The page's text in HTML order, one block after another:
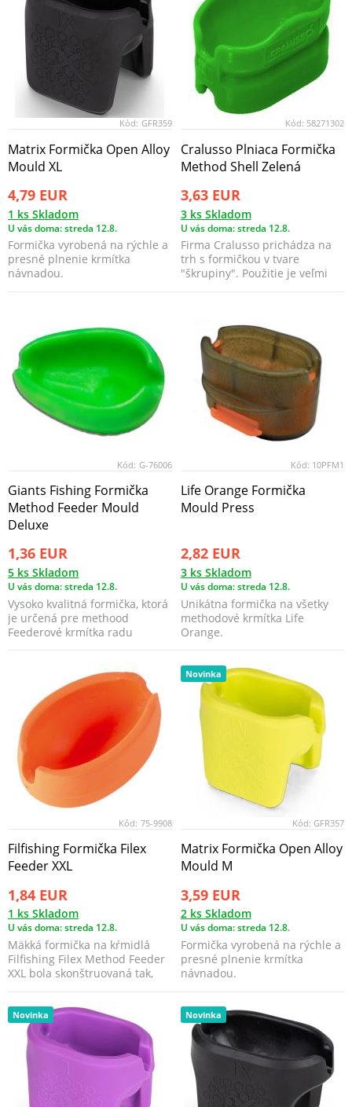
Kód: GFR359
Matrix Formička Open Alloy
Mould XL
4,79 EUR
1 ks Skladom
U vás doma: streda 12.8.
Formička vyrobená na rýchle a
presné plnenie krmítka
návnadou.
Kód: 58271302
Cralusso Plniaca Formička
Method Shell Zelená
3,63 EUR
3 ks Skladom
U vás doma: streda 12.8.
Firma Cralusso prichádza na
trh s formičkou v tvare
"škrupiny". Použitie je veľmi
Kód: G-76006
Giants Fishing Formička
Method Feeder Mould
Deluxe
1,36 EUR
5 ks Skladom
U vás doma: streda 12.8.
Vysoko kvalitná formička, ktorá
je určená pre methood
Feederové krmítka radu
Kód: 10PFM1
Life Orange Formička
Mould Press
2,82 EUR
3 ks Skladom
U vás doma: streda 12.8.
Unikátna formička na všetky
methodové krmítka Life
Orange.
Kód: 75-9908
Filfishing Formička Filex
Feeder XXL
1,84 EUR
1 ks Skladom
U vás doma: streda 12.8.
Mäkká formička na kŕmidlá
Filfishing Filex Method Feeder
XXL bola skonštruovaná tak,
Novinka
Kód: GFR357
Matrix Formička Open Alloy
Mould M
3,59 EUR
2 ks Skladom
U vás doma: streda 12.8.
Formička vyrobená na rýchle a
presné plnenie krmítka
návnadou.
Novinka Novinka